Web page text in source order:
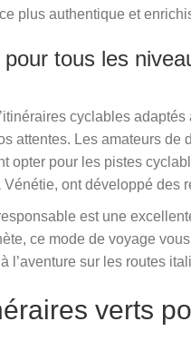
plus authentique et
tous les
cyclables
attentes. Les amateurs
opter pour les pistes
ont développé des
est une
ce mode de voyage
l’aventure sur les routes
verts